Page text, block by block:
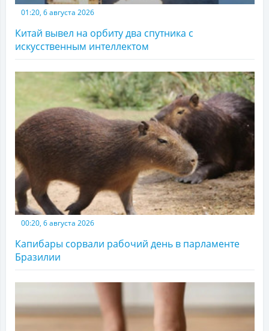
01:20, 6 августа 2026
Китай вывел на орбиту два спутника с
искусственным интеллектом
00:20, 6 августа 2026
Капибары сорвали рабочий день в парламенте
Бразилии